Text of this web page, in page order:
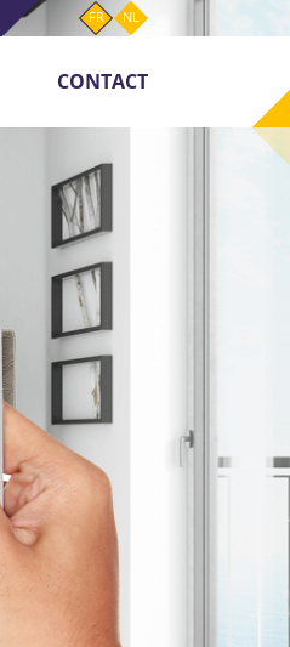
FR NL
CONTACT